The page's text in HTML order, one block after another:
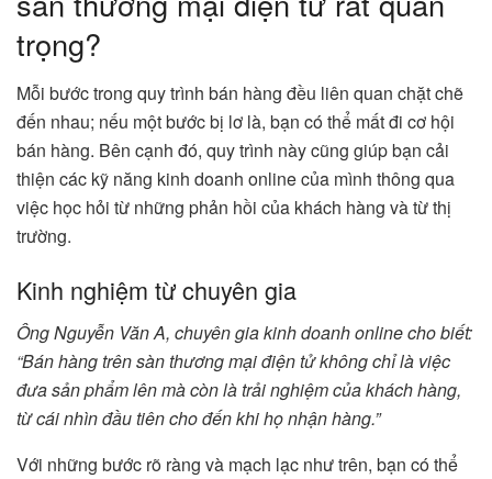
trọng?
Mỗi bước trong quy trình bán hàng đều liên quan chặt chẽ
đến nhau; nếu một bước bị lơ là, bạn có thể mất đi cơ hội
bán hàng. Bên cạnh đó, quy trình này cũng giúp bạn cải
thiện các kỹ năng kinh doanh online của mình thông qua
việc học hỏi từ những phản hồi của khách hàng và từ thị
trường.
Kinh nghiệm từ chuyên gia
Ông Nguyễn Văn A, chuyên gia kinh doanh online cho biết:
“Bán hàng trên sàn thương mại điện tử không chỉ là việc
đưa sản phẩm lên mà còn là trải nghiệm của khách hàng,
từ cái nhìn đầu tiên cho đến khi họ nhận hàng.”
Với những bước rõ ràng và mạch lạc như trên, bạn có thể